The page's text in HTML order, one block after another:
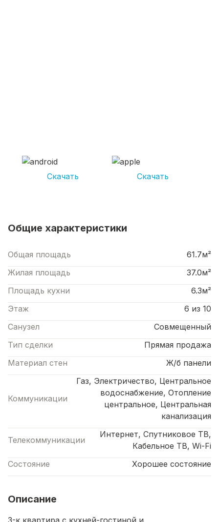
Скачать Скачать
Общие характеристики
Общая площадь
61.7м²
Жилая площадь
37.0м²
Площадь кухни
6.3м²
Этаж
6 из 10
Санузел
Совмещенный
Тип сделки
Прямая продажа
Материал стен
Ж/б панели
Коммуникации
Газ, Электричество, Центральное
водоснабжение, Отопление
центральное, Центральная
канализация
Телекоммуникации
Интернет, Спутниковое ТВ,
Кабельное ТВ, Wi-Fi
Состояние
Хорошее состояние
Описание
3-к квартира с кухней-гостиной и